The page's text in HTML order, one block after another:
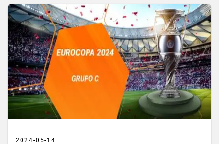
2024-05-14